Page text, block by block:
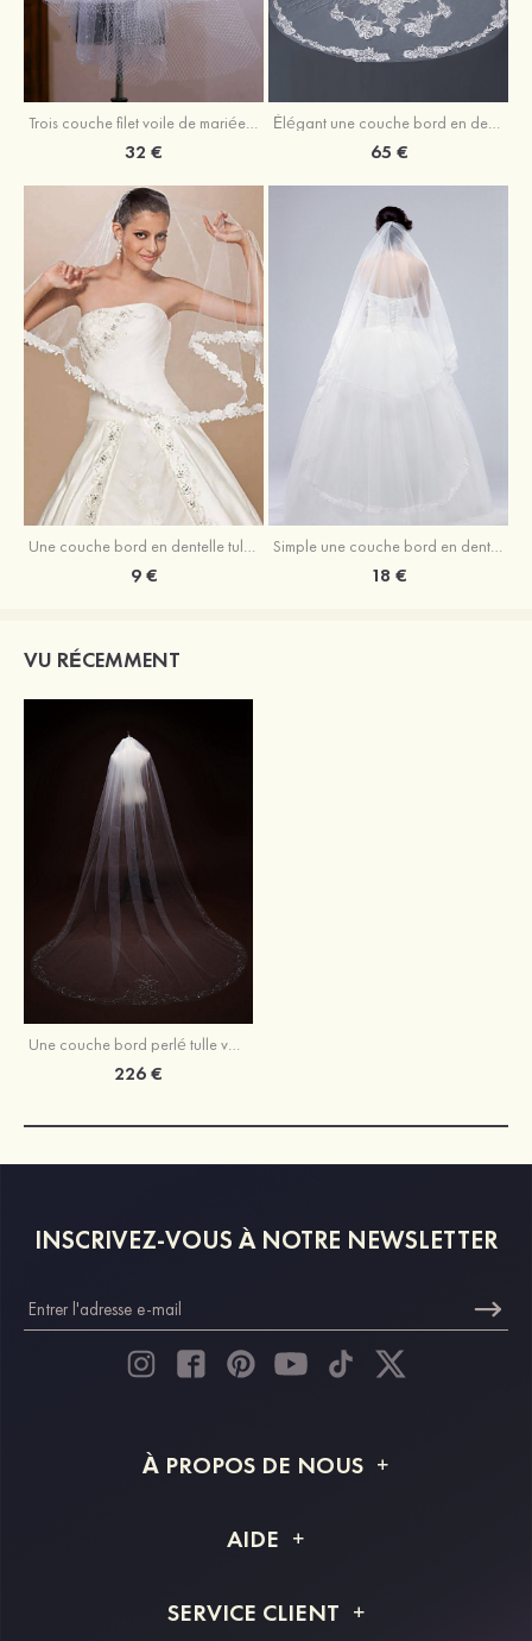
Trois couche filet voile de mariée longueur coude avec paillettes
32 €
Élégant une couche bord en dentelle tulle voile de mariée cathédrale avec appliqué dentelle
65 €
Une couche bord en dentelle tulle voile de mariée longueur coude
9 €
Simple une couche bord en dentelle tulle voile de mariée cathédrale
18 €
VU RÉCEMMENT
Une couche bord perlé tulle voile de mariée cathédrale avec perle
226 €
INSCRIVEZ-VOUS À NOTRE NEWSLETTER
À PROPOS DE NOUS
Livraison
AIDE
Retour et remboursement
SERVICE CLIENT